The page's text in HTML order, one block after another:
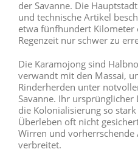
der Savanne. Die
und technische Artikel
etwa fünfhundert
Regenzeit nur schwer zu
Die Karamojong sind
verwandt mit den Massai,
Rinderherden unter
Savanne. Ihr
die Kolonialisierung so
Überleben oft nicht
Wirren und
verbreitet.